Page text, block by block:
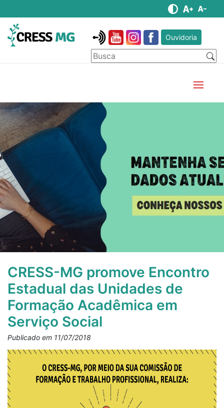
Ouvidoria
CRESS-MG promove Encontro
Estadual das Unidades de
Formação Acadêmica em
Serviço Social
Publicado em 11/07/2018